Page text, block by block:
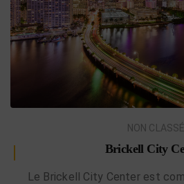
NON CLASSÉ
Brickell City
Le Brickell City Center est